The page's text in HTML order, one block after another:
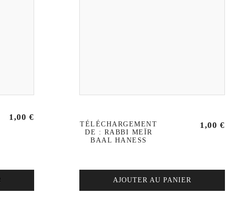
1,00 €
TÉLÉCHARGEMENT
DE : RABBI MEÏR
BAAL HANESS
1,00 €
AJOUTER AU PANIER